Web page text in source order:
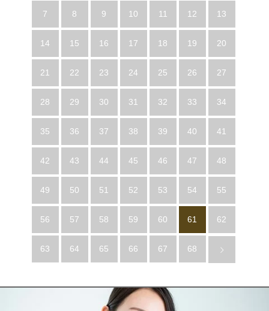
7 8 9 10 11 12 13
14 15 16 17 18 19 20
21 22 23 24 25 26 27
28 29 30 31 32 33 34
35 36 37 38 39 40 41
42 43 44 45 46 47 48
49 50 51 52 53 54 55
56 57 58 59 60 61 62
63 64 65 66 67 68